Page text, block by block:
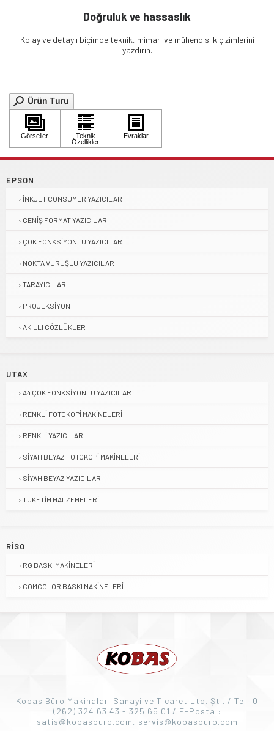
Doğruluk ve hassaslık
Kolay ve detaylı biçimde teknik, mimari ve mühendislik çizimlerini
yazdırın.
EPSON
İNKJET CONSUMER YAZICILAR
GENIŞ FORMAT YAZICILAR
ÇOK FONKSIYONLU YAZICILAR
NOKTA VURUŞLU YAZICILAR
TARAYICILAR
PROJEKSIYON
AKILLI GÖZLÜKLER
UTAX
A4 ÇOK FONKSIYONLU YAZICILAR
RENKLI FOTOKOPI MAKINELERI
RENKLI YAZICILAR
SIYAH BEYAZ FOTOKOPI MAKINELERI
SIYAH BEYAZ YAZICILAR
TÜKETIM MALZEMELERI
RISO
RG BASKI MAKINELERI
COMCOLOR BASKI MAKINELERI
Kobas Büro Makinaları Sanayi ve Ticaret Ltd. Şti. / Tel: 0
(262) 324 63 43 - 325 65 01 / E-Posta :
satis@kobasburo.com, servis@kobasburo.com